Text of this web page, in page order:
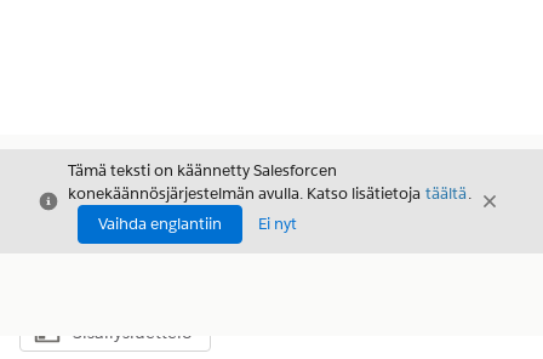
Sulje
Tämä teksti on käännetty Salesforcen
konekäännösjärjestelmän avulla. Katso lisätietoja täältä.
Vaihda englantiin
Ei nyt
Sulje
Näytä sisällysluettelo
Sisällysluettelo